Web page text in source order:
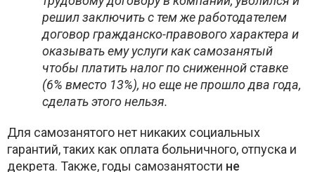
решил заключить с тем же работодателем
договор гражданско-правового характера и
оказывать ему услуги как самозанятый
чтобы платить налог по сниженной ставке
(6% вместо 13%), но еще не прошло два года,
сделать этого нельзя.
Для самозанятого нет никаких социальных
гарантий, таких как оплата больничного, отпуска и
декрета. Также, годы самозанятости не